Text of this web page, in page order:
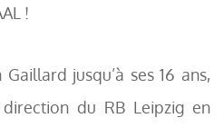
!
jusqu’à ses 16 ans,
du RB Leipzig en